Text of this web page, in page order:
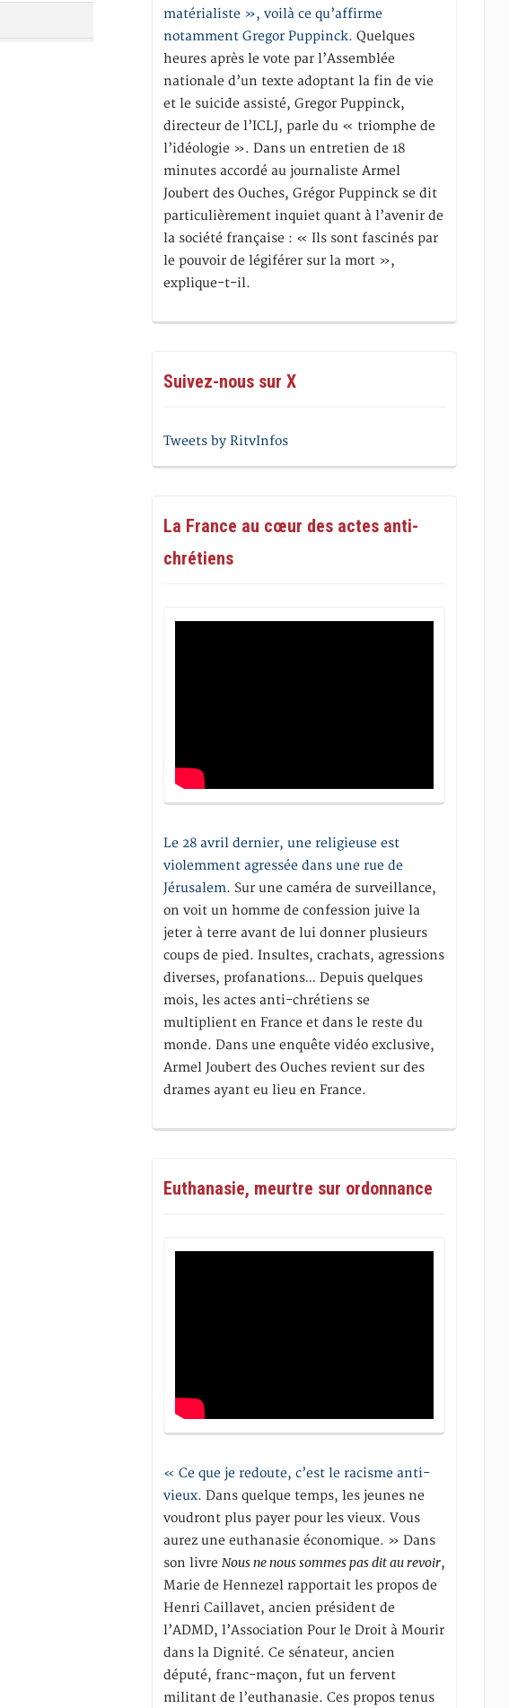
matérialiste », voilà ce qu’affirme
notamment Gregor Puppinck. Quelques
heures après le vote par l’Assemblée
nationale d’un texte adoptant la fin de vie
et le suicide assisté, Gregor Puppinck,
directeur de l’ICLJ, parle du « triomphe de
l’idéologie ». Dans un entretien de 18
minutes accordé au journaliste Armel
Joubert des Ouches, Grégor Puppinck se dit
particulièrement inquiet quant à l’avenir de
la société française : « Ils sont fascinés par
le pouvoir de légiférer sur la mort »,
explique-t-il.
Suivez-nous sur X
Tweets by RitvInfos
La France au cœur des actes anti-
chrétiens
Le 28 avril dernier, une religieuse est
violemment agressée dans une rue de
Jérusalem. Sur une caméra de surveillance,
on voit un homme de confession juive la
jeter à terre avant de lui donner plusieurs
coups de pied. Insultes, crachats, agressions
diverses, profanations… Depuis quelques
mois, les actes anti-chrétiens se
multiplient en France et dans le reste du
monde. Dans une enquête vidéo exclusive,
Armel Joubert des Ouches revient sur des
drames ayant eu lieu en France.
Euthanasie, meurtre sur ordonnance
« Ce que je redoute, c’est le racisme anti-
vieux. Dans quelque temps, les jeunes ne
voudront plus payer pour les vieux. Vous
aurez une euthanasie économique. » Dans
son livreNous ne nous sommes pas dit au revoir,
Marie de Hennezel rapportait les propos de
Henri Caillavet, ancien président de
l’ADMD, l’Association Pour le Droit à Mourir
dans la Dignité. Ce sénateur, ancien
député, franc-maçon, fut un fervent
militant de l’euthanasie. Ces propos tenus